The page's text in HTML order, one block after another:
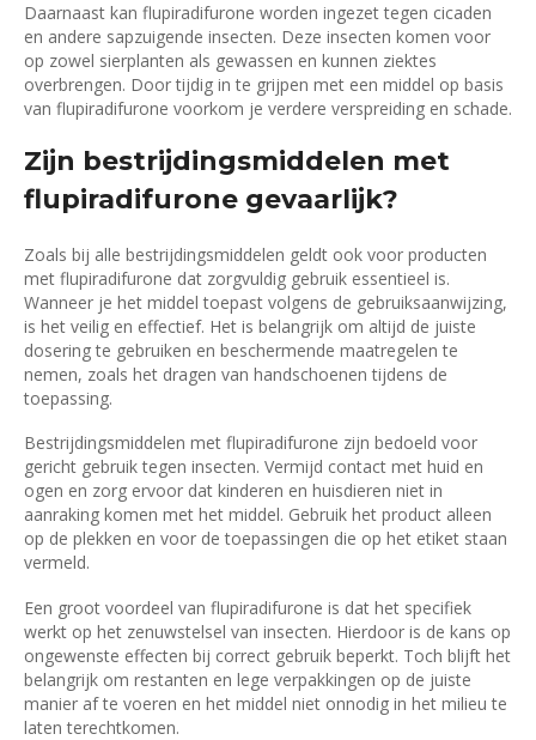
Daarnaast kan flupiradifurone worden ingezet tegen cicaden
en andere sapzuigende insecten. Deze insecten komen voor
op zowel sierplanten als gewassen en kunnen ziektes
overbrengen. Door tijdig in te grijpen met een middel op basis
van flupiradifurone voorkom je verdere verspreiding en schade.
Zijn bestrijdingsmiddelen met
flupiradifurone gevaarlijk?
Zoals bij alle bestrijdingsmiddelen geldt ook voor producten
met flupiradifurone dat zorgvuldig gebruik essentieel is.
Wanneer je het middel toepast volgens de gebruiksaanwijzing,
is het veilig en effectief. Het is belangrijk om altijd de juiste
dosering te gebruiken en beschermende maatregelen te
nemen, zoals het dragen van handschoenen tijdens de
toepassing.
Bestrijdingsmiddelen met flupiradifurone zijn bedoeld voor
gericht gebruik tegen insecten. Vermijd contact met huid en
ogen en zorg ervoor dat kinderen en huisdieren niet in
aanraking komen met het middel. Gebruik het product alleen
op de plekken en voor de toepassingen die op het etiket staan
vermeld.
Een groot voordeel van flupiradifurone is dat het specifiek
werkt op het zenuwstelsel van insecten. Hierdoor is de kans op
ongewenste effecten bij correct gebruik beperkt. Toch blijft het
belangrijk om restanten en lege verpakkingen op de juiste
manier af te voeren en het middel niet onnodig in het milieu te
laten terechtkomen.